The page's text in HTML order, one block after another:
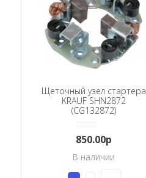
Щеточный узел стартера
KRAUF SHN2872
(CG132872)
850.00р
В наличии